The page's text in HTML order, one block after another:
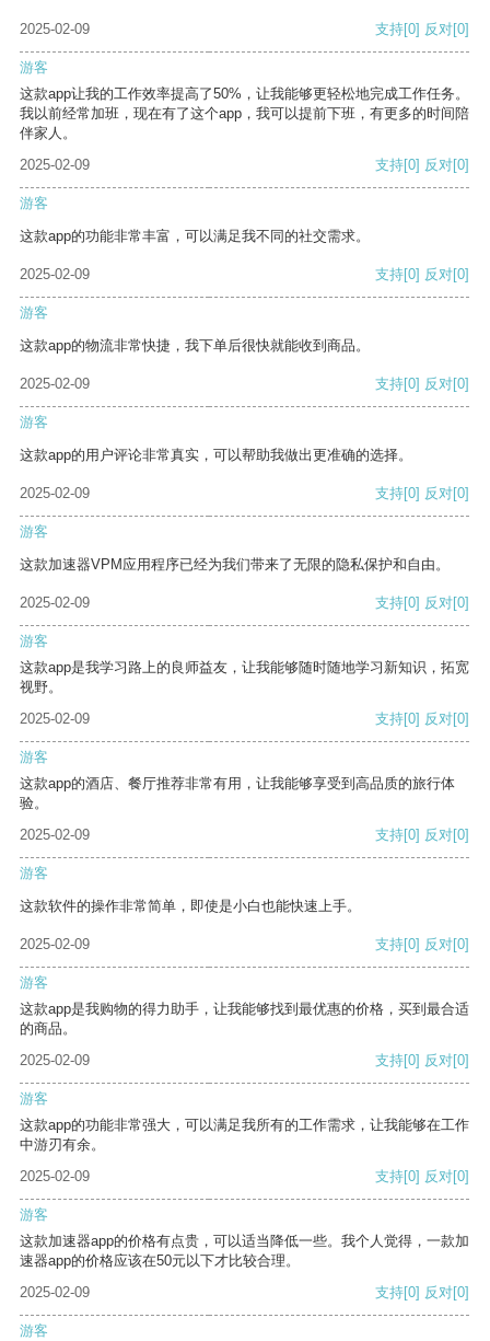
2025-02-09 支持[0] 反对[0]
游客
这款app让我的工作效率提高了50%，让我能够更轻松地完成工作任务。
我以前经常加班，现在有了这个app，我可以提前下班，有更多的时间陪
伴家人。
2025-02-09
支持[0] 反对[0]
游客
这款app的功能非常丰富，可以满足我不同的社交需求。
2025-02-09 支持[0] 反对[0]
游客
这款app的物流非常快捷，我下单后很快就能收到商品。
2025-02-09 支持[0] 反对[0]
游客
这款app的用户评论非常真实，可以帮助我做出更准确的选择。
2025-02-09 支持[0] 反对[0]
游客
这款加速器VPM应用程序已经为我们带来了无限的隐私保护和自由。
2025-02-09 支持[0] 反对[0]
游客
这款app是我学习路上的良师益友，让我能够随时随地学习新知识，拓宽
视野。
2025-02-09
支持[0] 反对[0]
游客
这款app的酒店、餐厅推荐非常有用，让我能够享受到高品质的旅行体
验。
2025-02-09
支持[0] 反对[0]
游客
这款软件的操作非常简单，即使是小白也能快速上手。
2025-02-09 支持[0] 反对[0]
游客
这款app是我购物的得力助手，让我能够找到最优惠的价格，买到最合适
的商品。
2025-02-09
支持[0] 反对[0]
游客
这款app的功能非常强大，可以满足我所有的工作需求，让我能够在工作
中游刃有余。
2025-02-09
支持[0] 反对[0]
游客
这款加速器app的价格有点贵，可以适当降低一些。我个人觉得，一款加
速器app的价格应该在50元以下才比较合理。
2025-02-09
支持[0] 反对[0]
游客